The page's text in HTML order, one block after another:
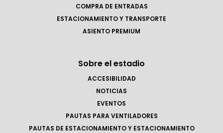
COMPRA DE ENTRADAS
ESTACIONAMIENTO Y TRANSPORTE
ASIENTO PREMIUM
Sobre el estadio
ACCESIBILIDAD
NOTICIAS
EVENTOS
PAUTAS PARA VENTILADORES
PAUTAS DE ESTACIONAMIENTO Y ESTACIONAMIENTO